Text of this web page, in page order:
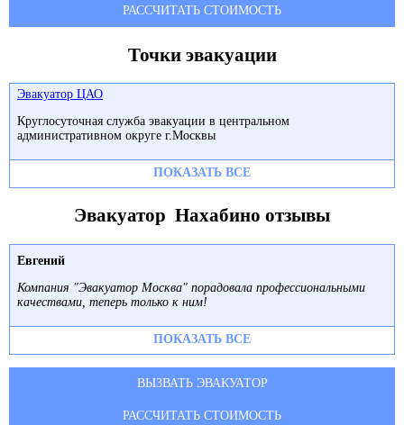
РАССЧИТАТЬ СТОИМОСТЬ
Точки эвакуации
Эвакуатор ЦАО
Круглосуточная служба эвакуации в центральном
административном округе г.Москвы
ПОКАЗАТЬ ВСЕ
Эвакуатор Нахабино отзывы
Евгений
Компания "Эвакуатор Москва" порадовала профессиональными
качествами, теперь только к ним!
ПОКАЗАТЬ ВСЕ
ВЫЗВАТЬ ЭВАКУАТОР
РАССЧИТАТЬ СТОИМОСТЬ